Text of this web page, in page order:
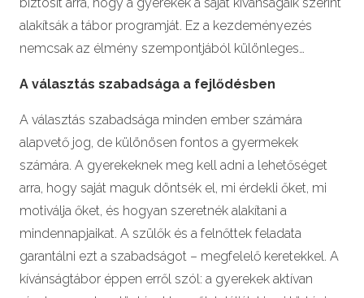
alakítsák a tábor programját. Ez a kezdeményezés
nemcsak az élmény szempontjából különleges…
A választás szabadsága a fejlődésben
A választás szabadsága minden ember számára
alapvető jog, de különösen fontos a gyermekek
számára. A gyerekeknek meg kell adni a lehetőséget
arra, hogy saját maguk döntsék el, mi érdekli őket, mi
motiválja őket, és hogyan szeretnék alakítani a
mindennapjaikat. A szülők és a felnőttek feladata
garantálni ezt a szabadságot – megfelelő keretekkel. A
kívánságtábor éppen erről szól: a gyerekek aktívan